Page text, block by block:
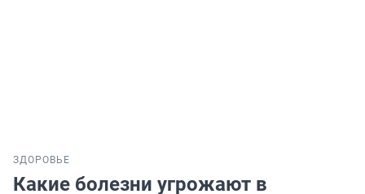
ЗДОРОВЬЕ
Какие болезни угрожают в